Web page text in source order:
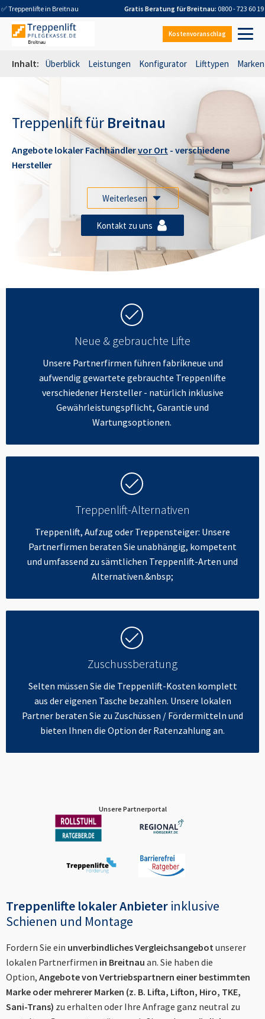
✅ Treppenlifte in Breitnau Gratis Beratung fürBreitnau: 0800 - 723 60 19
Kostenvoranschlag
Inhalt: Überblick Leistungen Konfigurator Lifttypen Marken
Treppenlift für Breitnau
Angebote lokaler Fachhändlervor Ort - verschiedene
Hersteller
Weiterlesen
Kontakt zu uns
Neue & gebrauchte Lifte
Unsere Partnerfirmen führen fabrikneue und
aufwendig gewartete gebrauchte Treppenlifte
verschiedener Hersteller - natürlich inklusive
Gewährleistungspflicht, Garantie und
Wartungsoptionen.
Treppenlift-Alternativen
Treppenlift, Aufzug oder Treppensteiger: Unsere
Partnerfirmen beraten Sie unabhängig, kompetent
und umfassend zu sämtlichen Treppenlift-Arten und
Alternativen.&nbsp;
Zuschussberatung
Selten müssen Sie die Treppenlift-Kosten komplett
aus der eigenen Tasche bezahlen. Unsere lokalen
Partner beraten Sie zu Zuschüssen / Fördermitteln und
bieten Ihnen die Option der Ratenzahlung an.
Unsere Partnerportal
Treppenlifte lokaler Anbieter inklusive
Schienen und Montage
Fordern Sie ein unverbindliches Vergleichsangebotunserer
lokalen Partnerfirmen in Breitnau an. Sie haben die
Option, Angebote von Vertriebspartnern einer bestimmten
Marke oder mehrerer Marken (z. B. Lifta, Lifton, Hiro, TKE,
Sani-Trans) zu erhalten oder Ihre Anfrage ganz neutral zu